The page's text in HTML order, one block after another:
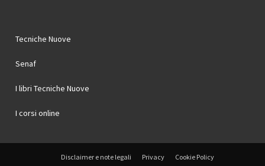
Tecniche Nuove
Senaf
I libri Tecniche Nuove
I corsi online
Disclaimer e note legali Privacy Cookie Policy